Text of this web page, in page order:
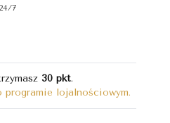
7
30 pkt.
programie lojalnościowym.